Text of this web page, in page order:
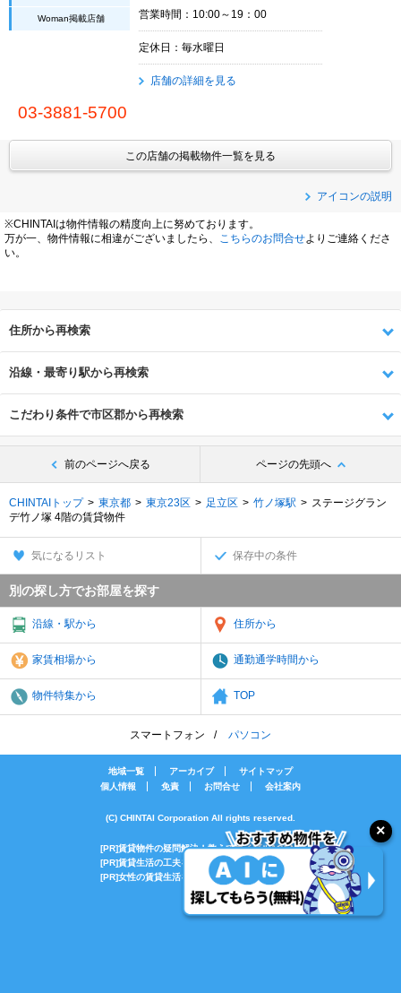
Woman掲載店舗 営業時間：10:00～19：00
定休日：毎水曜日
店舗の詳細を見る
03-3881-5700
この店舗の掲載物件一覧を見る
アイコンの説明
※CHINTAIは物件情報の精度向上に努めております。
万が一、物件情報に相違がございましたら、
こちらのお問合せよりご連絡くださ
い。
住所から再検索
沿線・最寄り駅から再検索
こだわり条件で市区郡から再検索
前のページへ戻る ページの先頭へ
CHINTAIトップ 東京都 東京23区 足立区 竹ノ塚駅
ステージグラン
デ竹ノ塚 4階の賃貸物件
気になるリスト 保存中の条件
別の探し方でお部屋を探す
沿線・駅から 住所から
家賃相場から 通勤通学時間から
物件特集から TOP
スマートフォン パソコン
地域一覧 アーカイブ
サイトマップ
個人情報
免責 お問合せ 会社案内
(C) CHINTAI Corporation All rights reserved.
[PR]賃貸物件の疑問解決！教えてエイブルAGENT
[PR]賃貸生活の工夫を紹介！CHINTAI情報局
[PR]女性の賃貸生活を応援！Woman.CHINTAI